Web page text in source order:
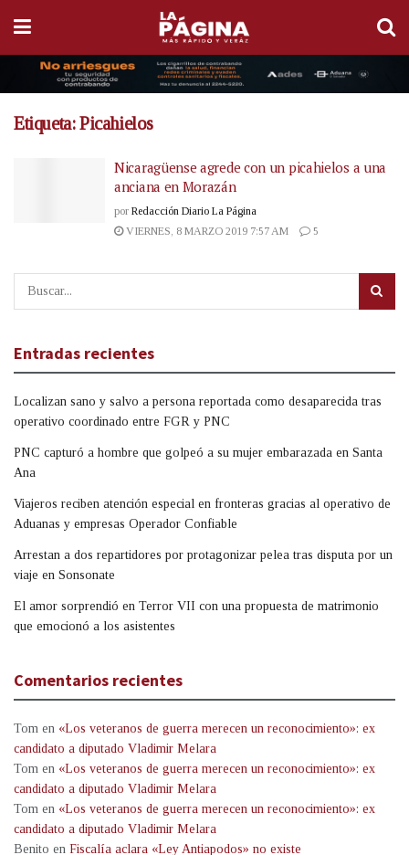
Etiqueta:Picahielos
Nicaragüense agrede con un picahielos a una
anciana en Morazán
por Redacción Diario La Página
VIERNES, 8 MARZO 2019 7:57 AM
5
Entradas recientes
Localizan sano y salvo a persona reportada como desaparecida tras
operativo coordinado entre FGR y PNC
PNC capturó a hombre que golpeó a su mujer embarazada en Santa
Ana
Viajeros reciben atención especial en fronteras gracias al operativo de
Aduanas y empresas Operador Confiable
Arrestan a dos repartidores por protagonizar pelea tras disputa por un
viaje en Sonsonate
El amor sorprendió en Terror VII con una propuesta de matrimonio
que emocionó a los asistentes
Comentarios recientes
Tom en «Los veteranos de guerra merecen un reconocimiento»: ex
candidato a diputado Vladimir Melara
Tom en «Los veteranos de guerra merecen un reconocimiento»: ex
candidato a diputado Vladimir Melara
Tom en «Los veteranos de guerra merecen un reconocimiento»: ex
candidato a diputado Vladimir Melara
Benito en Fiscalía aclara «Ley Antiapodos» no existe